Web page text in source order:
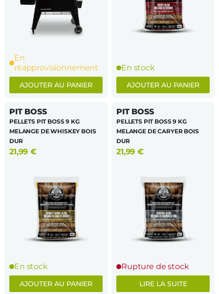
En
réapprovisionnement
AJOUTER AU PANIER
En stock
AJOUTER AU PANIER
PIT BOSS
PELLETS PIT BOSS 9 KG
MELANGE DE WHISKEY BOIS
DUR
21,99€
En stock
AJOUTER AU PANIER
PIT BOSS
PELLETS PIT BOSS 9 KG
MELANGE DE CARYER BOIS
DUR
21,99€
Rupture de stock
LIRE LA SUITE